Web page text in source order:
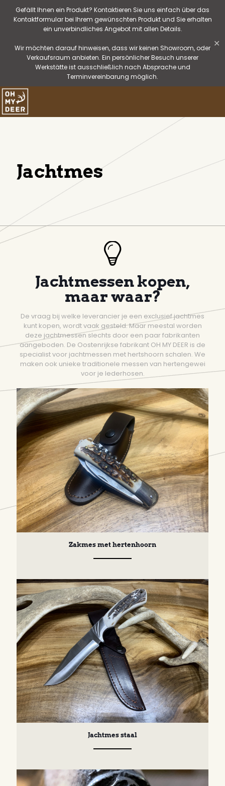
Gefällt Ihnen ein Produkt? Kontaktieren Sie uns einfach über das
Kontaktformular bei Ihrem gewünschten Produkt und Sie erhalten
ein unverbindliches Angebot mit allen Details.
Wir möchten darauf hinweisen, dass wir keinen Showroom, oder
Verkaufsraum anbieten. Ein persönlicher Besuch unserer
Werkstätte ist ausschließlich nach Absprache und
Terminvereinbarung möglich.
✕
Jachtmes
Jachtmessen kopen,
maar waar?
De vraag bij welke leverancier je een exclusief jachtmes
kunt kopen, wordt vaak gesteld. Maar meestal worden
deze jachtmessen slechts door een paar fabrikanten
aangeboden. De Oostenrijkse fabrikant OH MY DEER is de
specialist voor jachtmessen met hertshoorn schalen. We
maken ook unieke traditionele messen van hertengewei
voor je lederhosen.
Zakmes met hertenhoorn
Jachtmes staal